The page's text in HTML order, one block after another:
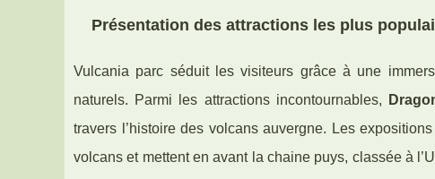
Présentation des attractions les plus
Vulcania parc séduit les visiteurs grâce à une
naturels. Parmi les attractions incontournables,
travers l’histoire des volcans auvergne. Les
volcans et mettent en avant la chaine puys, classée à